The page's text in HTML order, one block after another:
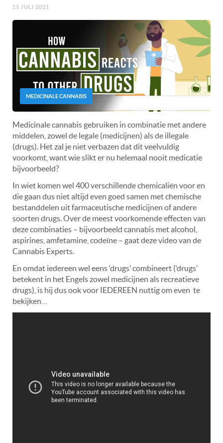
15 JULI 2021
MEDICINALE CANNABIS
Medicinale cannabis gebruiken in combinatie met andere
middelen, zowel de legale (medicijnen) als de illegale
(drugs). Het zal je niet verbazen dat dit veelvuldig
voorkomt, want wie slikt er nu helemaal nooit medicatie
bijvoorbeeld?
In wiet komen wel 400 verschillende chemicaliën voor en
die gaan dus niet altijd even goed samen met chemische
bestanddelen uit farmaceutische medicijnen of andere
soorten drugs. Over de meest voorkomende effecten van
deze combinaties – bijvoorbeeld cannabis met alcohol,
aspirines, amfetamine, codeïne – gaat deze video van de
Cannabis Experts.
En omdat iedereen wel eens ‘drugs’ combineert (‘drugs’
betekent in het Engels zowel medicijnen als recreatieve
drugs), is hij dus ook voor IEDEREEN nuttig om even te
bekijken…